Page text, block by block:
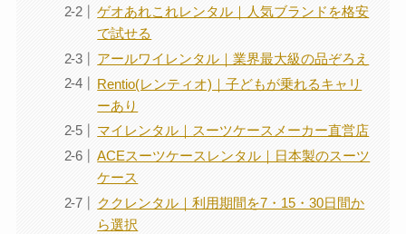
ゲオあれこれレンタル｜人気ブランドを格安
で試せる
アールワイレンタル｜業界最大級の品ぞろえ
Rentio(レンティオ)｜子どもが乗れるキャリ
ーあり
マイレンタル｜スーツケースメーカー直営店
ACEスーツケースレンタル｜日本製のスーツ
ケース
ククレンタル｜利用期間を7・15・30日間か
ら選択